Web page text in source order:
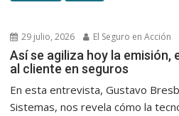
29 julio, 2026 El Seguro en Acción
Así se agiliza hoy la emisión,
al cliente en seguros
En esta entrevista, Gustavo
Sistemas, nos revela cómo la